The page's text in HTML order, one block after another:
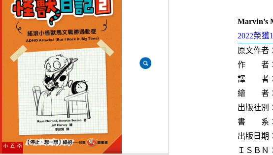
Marvin’s
2022榮獲
原文作者
作 者
譯 者
繪 者
出版社別
書 系
出版日期
ＩＳＢＮ